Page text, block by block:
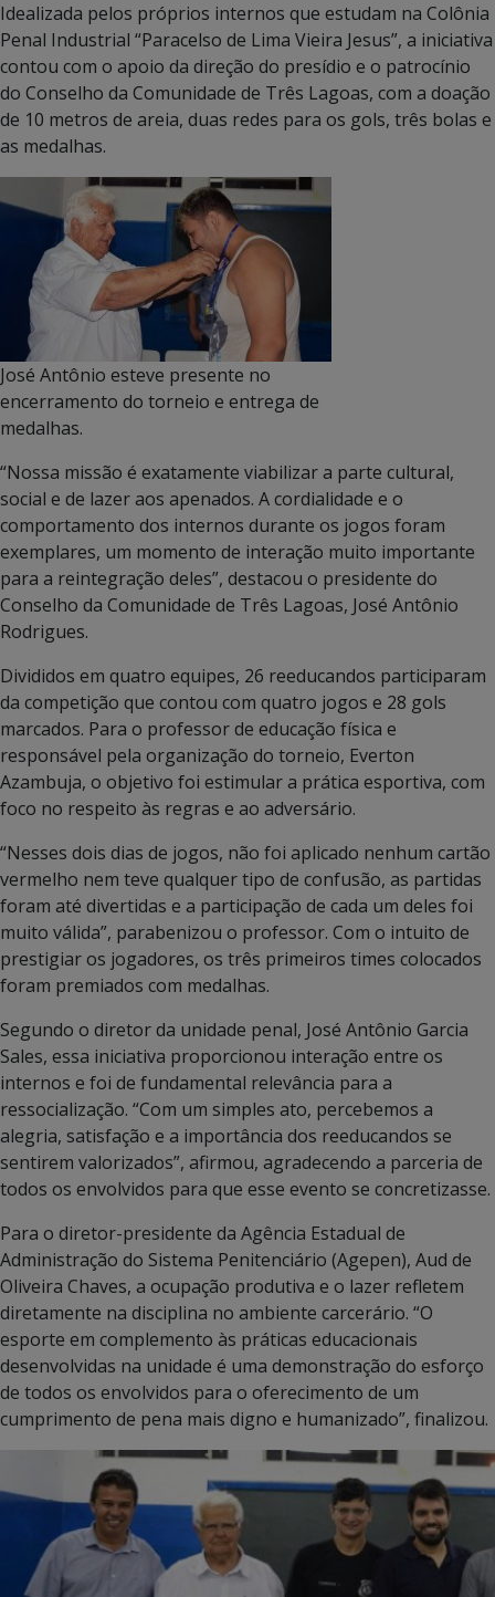
Idealizada pelos próprios internos que estudam na Colônia
Penal Industrial “Paracelso de Lima Vieira Jesus”, a iniciativa
contou com o apoio da direção do presídio e o patrocínio
do Conselho da Comunidade de Três Lagoas, com a doação
de 10 metros de areia, duas redes para os gols, três bolas e
as medalhas.
José Antônio esteve presente no
encerramento do torneio e entrega de
medalhas.
“Nossa missão é exatamente viabilizar a parte cultural,
social e de lazer aos apenados. A cordialidade e o
comportamento dos internos durante os jogos foram
exemplares, um momento de interação muito importante
para a reintegração deles”, destacou o presidente do
Conselho da Comunidade de Três Lagoas, José Antônio
Rodrigues.
Divididos em quatro equipes, 26 reeducandos participaram
da competição que contou com quatro jogos e 28 gols
marcados. Para o professor de educação física e
responsável pela organização do torneio, Everton
Azambuja, o objetivo foi estimular a prática esportiva, com
foco no respeito às regras e ao adversário.
“Nesses dois dias de jogos, não foi aplicado nenhum cartão
vermelho nem teve qualquer tipo de confusão, as partidas
foram até divertidas e a participação de cada um deles foi
muito válida”, parabenizou o professor. Com o intuito de
prestigiar os jogadores, os três primeiros times colocados
foram premiados com medalhas.
Segundo o diretor da unidade penal, José Antônio Garcia
Sales, essa iniciativa proporcionou interação entre os
internos e foi de fundamental relevância para a
ressocialização. “Com um simples ato, percebemos a
alegria, satisfação e a importância dos reeducandos se
sentirem valorizados”, afirmou, agradecendo a parceria de
todos os envolvidos para que esse evento se concretizasse.
Para o diretor-presidente da Agência Estadual de
Administração do Sistema Penitenciário (Agepen), Aud de
Oliveira Chaves, a ocupação produtiva e o lazer refletem
diretamente na disciplina no ambiente carcerário. “O
esporte em complemento às práticas educacionais
desenvolvidas na unidade é uma demonstração do esforço
de todos os envolvidos para o oferecimento de um
cumprimento de pena mais digno e humanizado”, finalizou.